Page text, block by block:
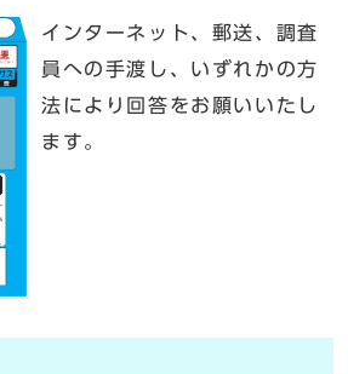
インターネット、郵送、調査
員への手渡し、いずれかの方
法により回答をお願いいたし
ます。